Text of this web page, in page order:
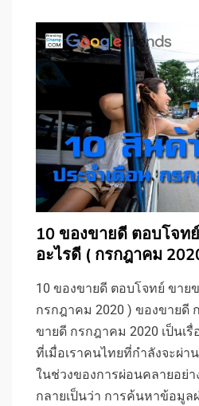
10 ของขายดี ตอบโจท
อะไรดี ( กรกฎาคม
10 ของขายดี ตอบโจทย์ ขาย
กรกฎาคม 2020 ) ของขายดี
ขายดี กรกฎาคม 2020 เป็นเ
ที่เมื่อเราคนไทยที่กำลังจะผ่
ในช่วงของการผ่อนคลายอย่า
กลายเป็นว่า การค้นหาข้อมูล